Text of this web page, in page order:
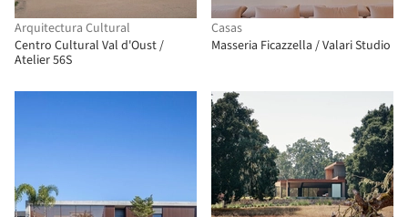
Arquitectura Cultural
Centro Cultural Val d'Oust /
Atelier 56S
Casas
Masseria Ficazzella / Valari Studio